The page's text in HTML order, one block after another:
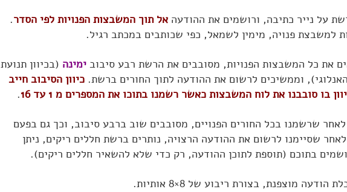
על נייר כתיבה, ורושמים את ההודעה אל תוך המשבצות הפנויות לפי הסדר.
למשבצת פנויה, מימין לשמאל, כפי שכותבים במכתב רגיל.
את כל המשבצות הפנויות, מסובבים את הרשת רבע סיבוב ימינה (בכיוון תנועת
וממשיכים לרשום את ההודעה לתוך החורים ברשת. כיוון הסיבוב חייב
בו סובבנו את לוח המשבצות כאשר רשמנו בתוכו את המספרים מ 1 עד 16 .
שרשמנו בכל החורים הפנויים, מסובבים שוב ברבע סיבוב, וכך גם בפעם
שסיימנו לרשום את ההודעה הרצויה, נותרים ברשת חללים ריקים, ניתן
בתוכם (תוספת לתוכן ההודעה, רק כדי שלא להשאיר חללים ריקים).
מוצפנת, בצורת ריבוע של 8×8 אותיות.